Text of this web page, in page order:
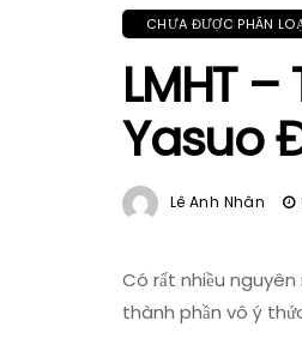
CHƯA ĐƯỢC PHÂN
LMHT –
Yasuo
Lê Anh Nhân
Có rất nhiều nguyên
thành phần vô ý